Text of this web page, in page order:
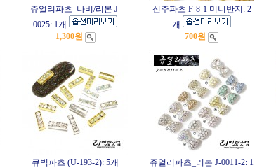
쥬얼리파츠_나비/리본 J-
0025: 1개
1,300원
신주파츠 F-8-1 미니반지: 2
개
700원
큐빅파츠 (U-193-2): 5개
쥬얼리파츠_리본 J-0011-2: 1